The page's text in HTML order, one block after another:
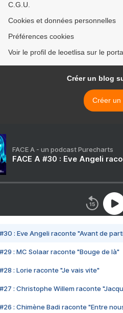
C.G.U.
Cookies et données personnelles
Préférences cookies
Voir le profil de leoetlisa sur le
Créer un blog
Créer un
FACE A - un podcast Purecharts
FACE A #30 : Eve Angeli
#30 : Eve Angeli raconte "Avant de
#29 : MC Solaar raconte "Bouge de là"
#28 : Lorie raconte "Je vais vite"
#27 : Christophe Willem raconte
#26 : Chimène Badi raconte "Entre